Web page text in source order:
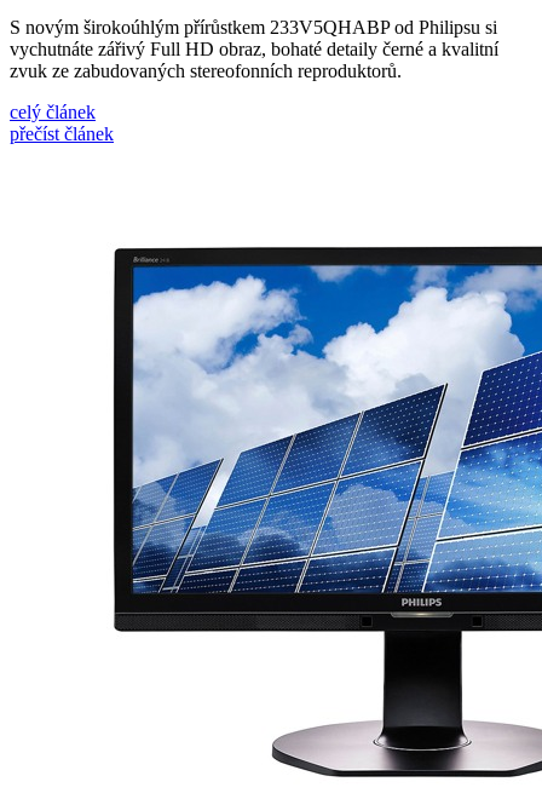
S novým širokoúhlým přírůstkem 233V5QHABP od Philipsu si
vychutnáte zářivý Full HD obraz, bohaté detaily černé a kvalitní
zvuk ze zabudovaných stereofonních reproduktorů.
celý článek
přečíst článek